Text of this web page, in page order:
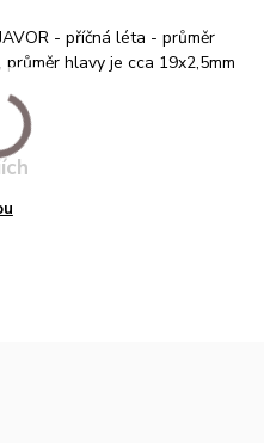
- příčná léta - průměr
hlavy je cca 19x2,5mm